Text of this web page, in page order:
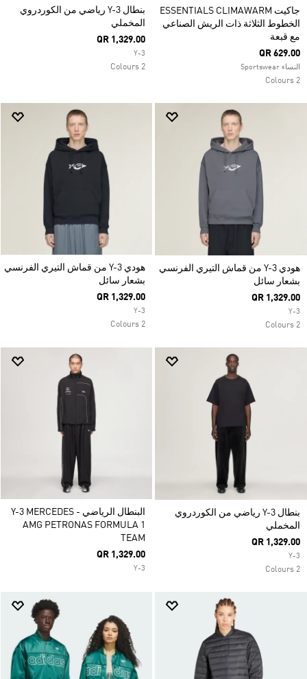
جاكيت ESSENTIALS CLIMAWARM
الخطوط الثلاثة ذات الريش الصناعي
مع قبعة
QR 629.00
النساء Sportswear
2 Colours
بنطال Y-3 رياضي من الكوردروي
المخملي
QR 1,329.00
Y-3
2 Colours
هودي Y-3 من قماش التيري الفرنسي
بشعار سائل
QR 1,329.00
Y-3
2 Colours
هودي Y-3 من قماش التيري الفرنسي
بشعار سائل
QR 1,329.00
Y-3
2 Colours
بنطال Y-3 رياضي من الكوردروي
المخملي
QR 1,329.00
Y-3
2 Colours
البنطال الرياضي Y-3 MERCEDES -
AMG PETRONAS FORMULA 1
TEAM
QR 1,329.00
Y-3